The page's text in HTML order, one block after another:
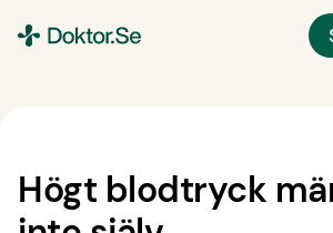
Högt blodtryck